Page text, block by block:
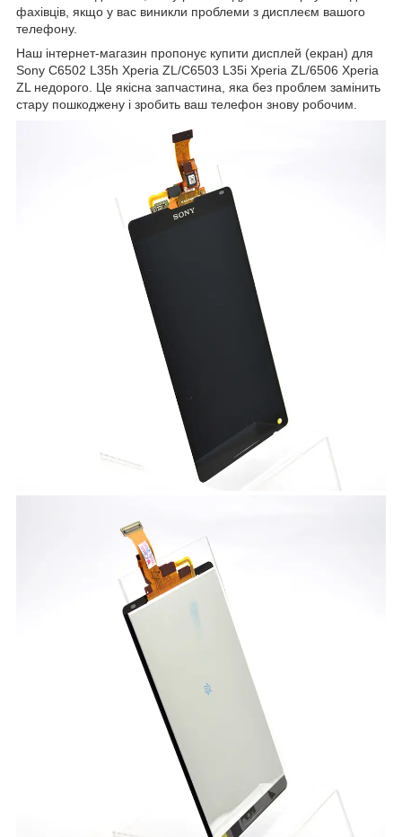
фахівців, якщо у вас виникли проблеми з дисплеєм вашого
телефону.
Наш інтернет-магазин пропонує купити дисплей (екран) для
Sony C6502 L35h Xperia ZL/C6503 L35i Xperia ZL/6506 Xperia
ZL недорого. Це якісна запчастина, яка без проблем замінить
стару пошкоджену і зробить ваш телефон знову робочим.